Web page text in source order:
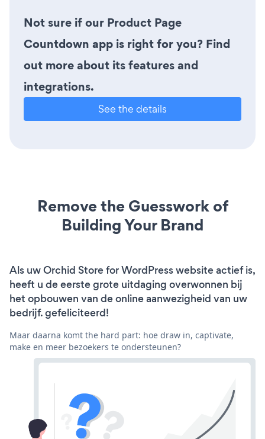
Not sure if our Product Page
Countdown app is right for you? Find
out more about its features and
integrations.
See the details
Remove the Guesswork of
Building Your Brand
Als uw Orchid Store for WordPress website actief is,
heeft u de eerste grote uitdaging overwonnen bij
het opbouwen van de online aanwezigheid van uw
bedrijf. gefeliciteerd!
Maar daarna komt the hard part: hoe draw in, captivate,
make en meer bezoekers te ondersteunen?